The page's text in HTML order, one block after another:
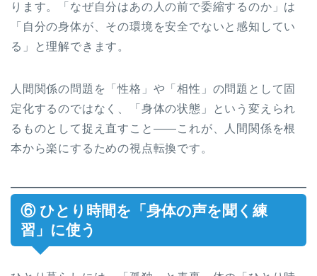
ります。「なぜ自分はあの人の前で委縮するのか」は
「自分の身体が、その環境を安全でないと感知してい
る」と理解できます。
人間関係の問題を「性格」や「相性」の問題として固
定化するのではなく、「身体の状態」という変えられ
るものとして捉え直すこと——これが、人間関係を根
本から楽にするための視点転換です。
⑥ ひとり時間を「身体の声を聞く練
習」に使う